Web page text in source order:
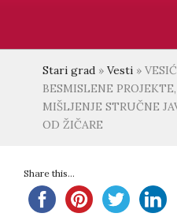
Stari grad » Vesti »
BESMISLENE
MIŠLJENJE STRUČNE
OD ŽIČARE
Share this...